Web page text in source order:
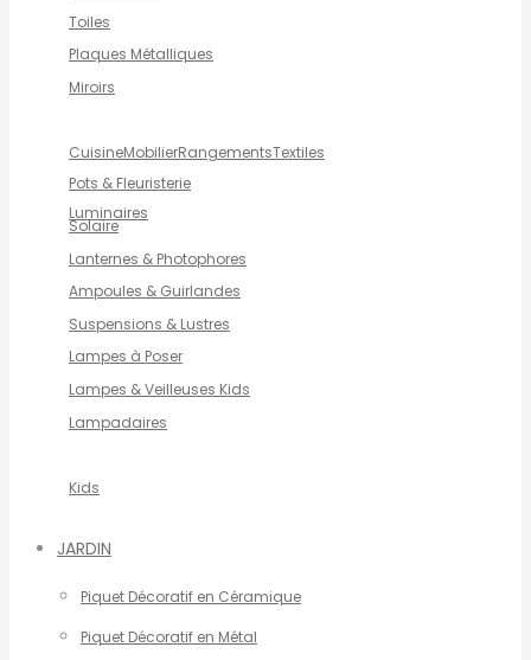
Toiles
Plaques Métalliques
Miroirs
CuisineMobilierRangementsTextiles
Pots & Fleuristerie
Luminaires
Solaire
Lanternes & Photophores
Ampoules & Guirlandes
Suspensions & Lustres
Lampes à Poser
Lampes & Veilleuses Kids
Lampadaires
Kids
JARDIN
Piquet Décoratif en Céramique
Piquet Décoratif en Métal